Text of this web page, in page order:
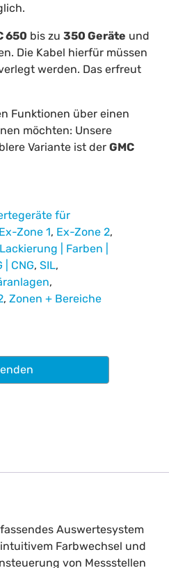
650 bis zu350 Geräte und
Die Kabel hierfür müssen
werden. Das erfreut
Funktionen über einen
möchten: Unsere
Variante ist derGMC
für
Ex-Zone 1, Ex-Zone 2,
Lackierung | Farben |
| CNG,SIL,
,
,Zonen + Bereiche
Auswertesystem
Farbwechsel und
von Messstellen